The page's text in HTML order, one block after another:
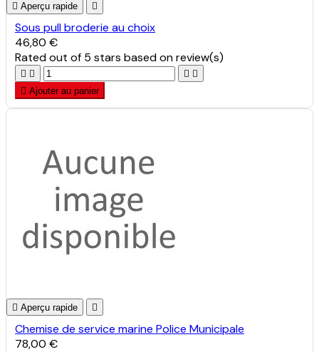
 Aperçu rapide 
Sous pull broderie au choix
46,80 €
Ratedout of 5 stars based onreview(s)
   
 Ajouter au panier
 Aperçu rapide 
Chemise de service marine Police Municipale
78,00 €